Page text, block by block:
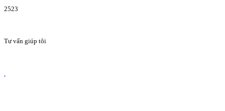
2523
Tư vấn giúp tôi